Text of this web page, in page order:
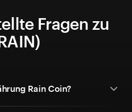
Fragen zu
Rain Coin?